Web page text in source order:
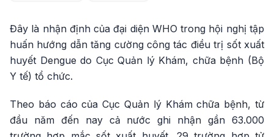
Đây là nhận định của đại diện WHO trong hội nghị tập
huấn hướng dẫn tăng cường công tác điều trị sốt xuất
huyết Dengue do Cục Quản lý Khám, chữa bệnh (Bộ
Y tế) tổ chức.
Theo báo cáo của Cục Quản lý Khám chữa bệnh, từ
đầu năm đến nay cả nước ghi nhận gần 63.000